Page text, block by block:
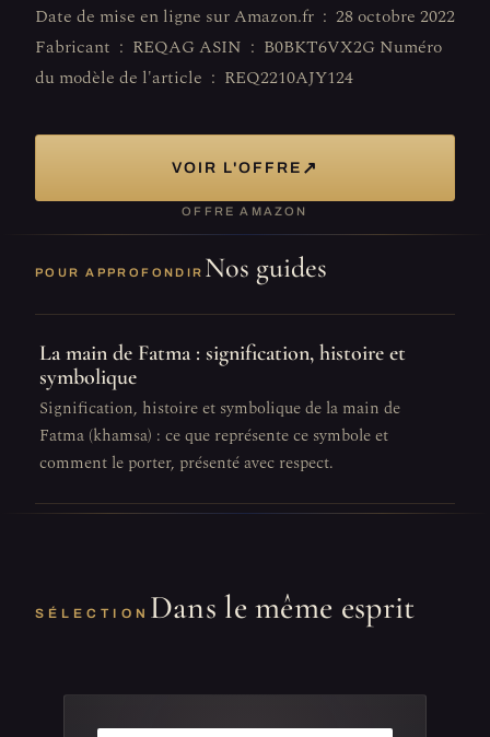
Date de mise en ligne sur Amazon.fr ‏ : ‎ 28 octobre 2022
Fabricant ‏ : ‎ REQAG ASIN ‏ : ‎ B0BKT6VX2G Numéro
du modèle de l'article ‏ : ‎ REQ2210AJY124
VOIR L'OFFRE ↗
OFFRE AMAZON
POUR APPROFONDIR Nos guides
La main de Fatma : signification, histoire et
symbolique
Signification, histoire et symbolique de la main de
Fatma (khamsa) : ce que représente ce symbole et
comment le porter, présenté avec respect.
SÉLECTION Dans le même esprit